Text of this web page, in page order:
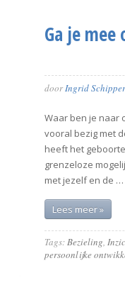
Ga je mee
doorIngrid
Waar ben je naar
vooral bezig met
heeft het
grenzeloze
met jezelf en de …
Lees meer »
Tags: Bezieling
persoonlijke